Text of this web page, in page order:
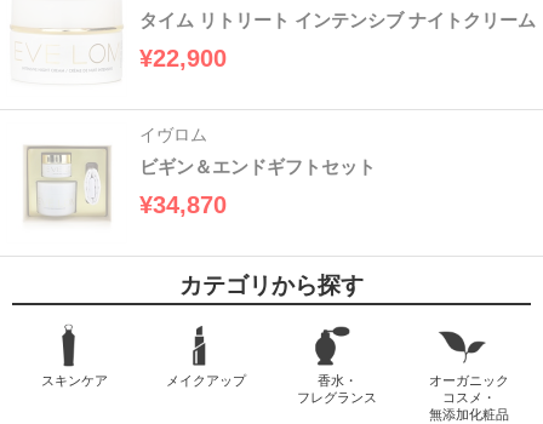
タイム リトリート インテンシブ ナイトクリーム
¥22,900
イヴロム
ビギン＆エンドギフトセット
¥34,870
カテゴリから探す
スキンケア メイクアップ
香水・
フレグランス
オーガニック
コスメ・
無添加化粧品